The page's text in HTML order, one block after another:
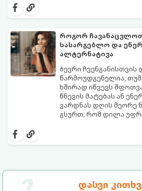
დასვი
უბრალოდ ჩვევის
გამოწვევად რჩება.
დალევა ან მისი
დაგეხმარებათ,
ყოველდღიურ,
აქციოთ.
როგორ
სასარგებლო და
ალტერნატივა
ბევრი ჩვენგანისთვის
წარმოუდგენელია,
ხშირად იწვევს
წნევის მატებას ან
ვარდნას დღის მეორე
გსურთ, რომ დილა
შეინარჩუნოთ,
თქვენთვის